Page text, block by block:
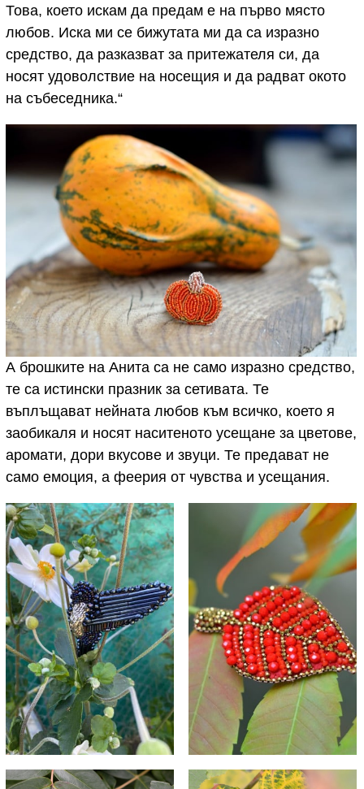
Това, което искам да предам е на първо място
любов. Иска ми се бижутата ми да са изразно
средство, да разказват за притежателя си, да
носят удоволствие на носещия и да радват окото
на събеседника.“
А брошките на Анита са не само изразно средство,
те са истински празник за сетивата. Те
въплъщават нейната любов към всичко, което я
заобикаля и носят наситеното усещане за цветове,
аромати, дори вкусове и звуци. Те предават не
само емоция, а феерия от чувства и усещания.